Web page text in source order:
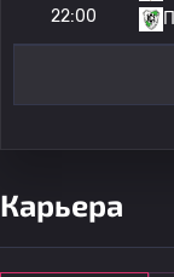
22:00
Карьера